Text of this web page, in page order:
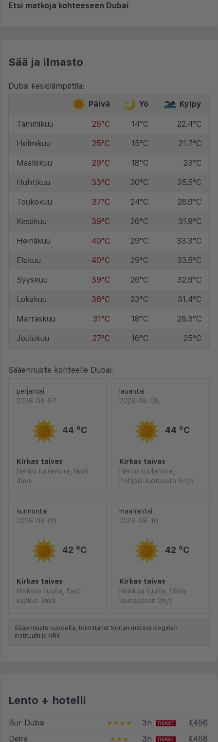
Etsi matkoja kohteeseen Dubai
Sää ja ilmasto
Dubai keskilämpötila:
Päivä
Yö Kylpy
Tammikuu 25°C 14°C 22.4°C
Helmikuu 25°C 15°C 21.7°C
Maaliskuu 29°C 18°C 23°C
Huhtikuu 33°C 20°C 25.5°C
Toukokuu 37°C 24°C 28.9°C
Kesäkuu 39°C 26°C 31.9°C
Heinäkuu 40°C 29°C 33.3°C
Elokuu 40°C 29°C 33.5°C
Syyskuu 39°C 26°C 32.9°C
Lokakuu 36°C 23°C 31.4°C
Marraskuu 31°C 18°C 28.3°C
Joulukuu 27°C 16°C 25°C
Sääennuste kohteelle Dubai:
perjantai
2026-08-07
44 °C
Kirkas taivas
Hento tuulenvire, länsi
4m/s
lauantai
2026-08-08
44 °C
Kirkas taivas
Hento tuulenvire,
Pohjois-luoteesta 5m/s
sunnuntai
2026-08-09
42 °C
Kirkas taivas
Heikkoa tuulta, East-
kaakko 3m/s
maanantai
2026-08-10
42 °C
Kirkas taivas
Heikkoa tuulta, Etelä-
lounaaseen 2m/s
Sääennuste vuodelta, toimittanut Norjan meteorologinen
instituutti ja NRK
Lento + hotelli
Bur Dubai ★★★★ 3n
€456
Deira
★★★ 3n €458